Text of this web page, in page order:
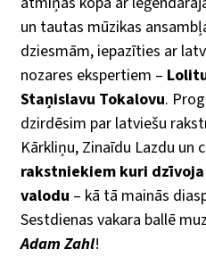
un tautas mūzikas
dziesmām, iepazīties ar
nozares ekspertiem –
Staņislavu Tokalovu.
dzirdēsim par latviešu
Kārkliņu, Zinaīdu Lazdu un
rakstniekiem kuri dzīvoja
valodu – kā tā mainās
Sestdienas vakara ballē
Adam Zahl!